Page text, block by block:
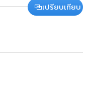
เปรียบเทียบ